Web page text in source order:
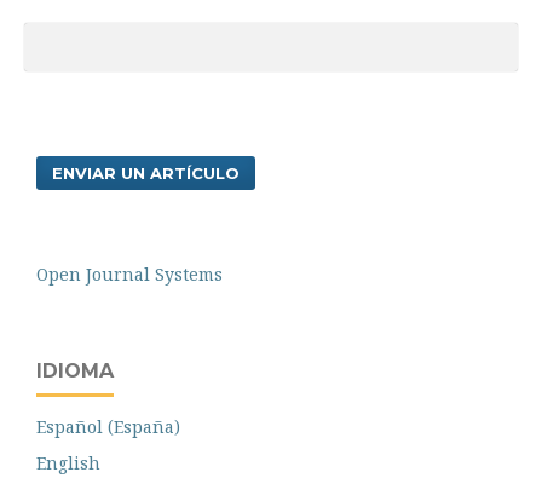
ENVIAR UN ARTÍCULO
Open Journal Systems
IDIOMA
Español (España)
English